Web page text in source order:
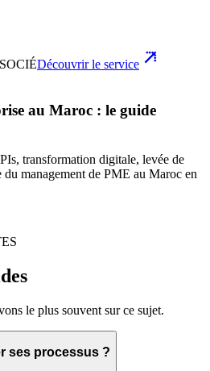
Découvrir le service
au Maroc : le guide
transformation digitale, levée de
management de PME au Maroc en
le plus souvent sur ce sujet.
ses processus ?